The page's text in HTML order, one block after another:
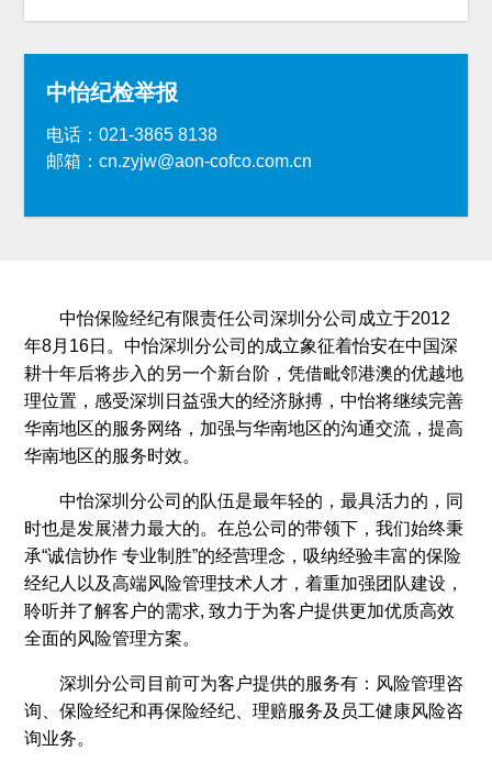
中怡纪检举报
电话：021-3865 8138
邮箱：cn.zyjw@aon-cofco.com.cn
中怡保险经纪有限责任公司深圳分公司成立于2012
年8月16日。中怡深圳分公司的成立象征着怡安在中国深
耕十年后将步入的另一个新台阶，凭借毗邻港澳的优越地
理位置，感受深圳日益强大的经济脉搏，中怡将继续完善
华南地区的服务网络，加强与华南地区的沟通交流，提高
华南地区的服务时效。
中怡深圳分公司的队伍是最年轻的，最具活力的，同
时也是发展潜力最大的。在总公司的带领下，我们始终秉
承“诚信协作 专业制胜”的经营理念，吸纳经验丰富的保险
经纪人以及高端风险管理技术人才，着重加强团队建设，
聆听并了解客户的需求, 致力于为客户提供更加优质高效
全面的风险管理方案。
深圳分公司目前可为客户提供的服务有：风险管理咨
询、保险经纪和再保险经纪、理赔服务及员工健康风险咨
询业务。